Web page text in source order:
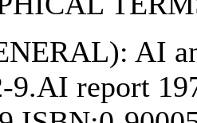
AI
9.AI report